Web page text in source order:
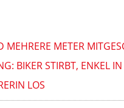
METER
BIKER STIRBT, ENKEL
LOS